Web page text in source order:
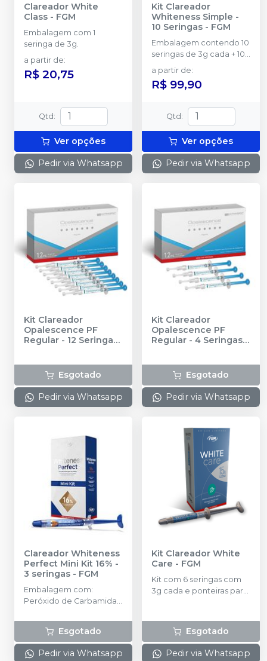
Clareador White
Class - FGM
Embalagem com 1
seringa de 3g.
a partir de:
R$ 20,75
Qtd :
Ver opções
Pedir via Whatsapp
Kit Clareador
Whiteness Simple -
10 Seringas - FGM
Embalagem contendo 10
seringas de 3g cada + 10
ponteiras.
a partir de:
R$ 99,90
Qtd :
Ver opções
Pedir via Whatsapp
Kit Clareador
Opalescence PF
Regular - 12 Seringas
Esgotado
Pedir via Whatsapp
Kit Clareador
Opalescence PF
Regular - 4 Seringas-
Esgotado
Pedir via Whatsapp
Clareador Whiteness
Perfect Mini Kit 16% -
3 seringas - FGM
Embalagem com:
Peróxido de Carbamida
com 3g.
Esgotado
Pedir via Whatsapp
Kit Clareador White
Care - FGM
Kit com 6 seringas com
3g cada e ponteiras para
Esgotado
Pedir via Whatsapp